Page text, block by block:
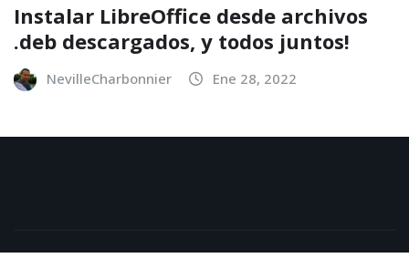
Instalar LibreOffice desde archivos
.deb descargados, y todos juntos!
NevilleCharbonnier Ene 28, 2022